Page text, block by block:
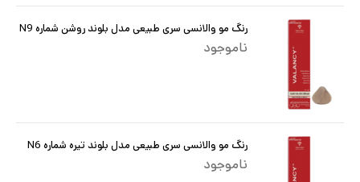
رنگ مو والانسی سری طبیعی مدل بلوند روشن شماره N9
ناموجود
رنگ مو والانسی سری طبیعی مدل بلوند تیره شماره N6
ناموجود